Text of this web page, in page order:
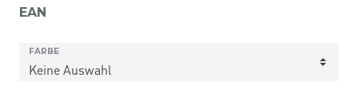
EAN
FARBE